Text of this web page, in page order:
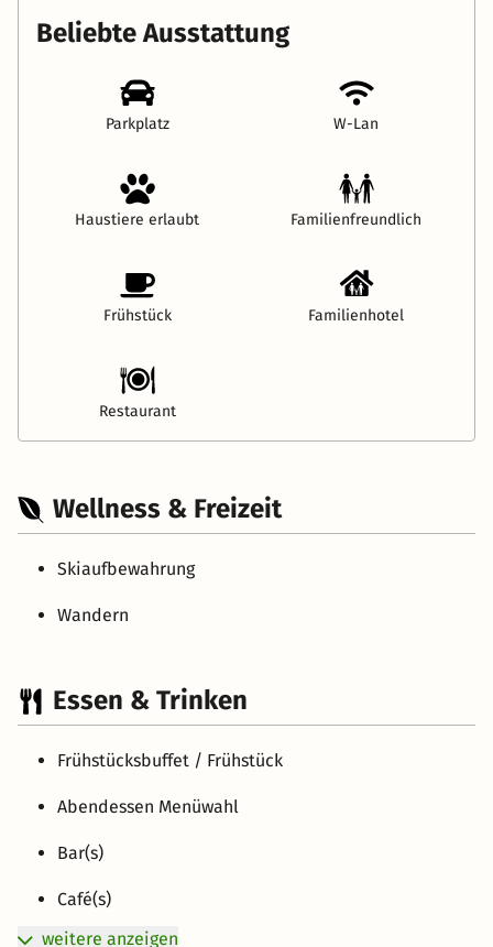
Beliebte Ausstattung
Parkplatz W-Lan
Haustiere erlaubt Familienfreundlich
Frühstück Familienhotel
Restaurant
Wellness & Freizeit
Skiaufbewahrung
Wandern
Essen & Trinken
Frühstücksbuffet / Frühstück
Abendessen Menüwahl
Bar(s)
Café(s)
weitere anzeigen